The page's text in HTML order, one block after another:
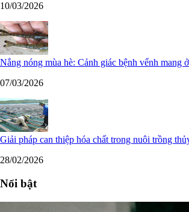
10/03/2026
Nắng nóng mùa hè: Cảnh giác bệnh vểnh mang
07/03/2026
Giải pháp can thiệp hóa chất trong nuôi trồng
28/02/2026
Nổi bật